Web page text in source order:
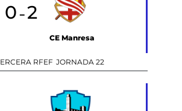
0-2
CE Manresa
RFEF JORNADA 22